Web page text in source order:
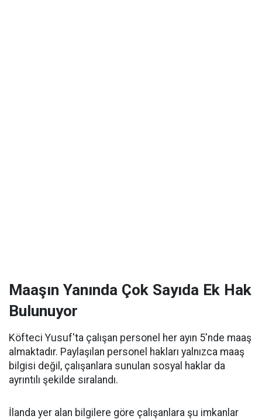
Maaşın Yanında Çok Sayıda Ek Hak
Bulunuyor
Köfteci Yusuf'ta çalışan personel her ayın 5'nde maaş
almaktadır. Paylaşılan personel hakları yalnızca maaş
bilgisi değil, çalışanlara sunulan sosyal haklar da
ayrıntılı şekilde sıralandı.
İlanda yer alan bilgilere göre çalışanlara şu imkanlar